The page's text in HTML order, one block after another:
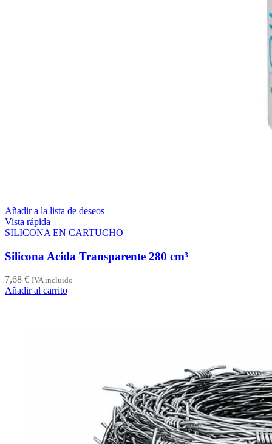
Añadir a la lista de deseos
Vista rápida
SILICONA EN CARTUCHO
Silicona Acida Transparente 280 cm³
7,68 € IVA incluido
Añadir al carrito